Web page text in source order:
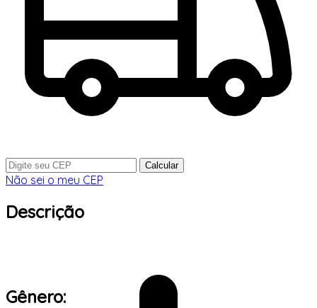
Calcular
Não sei o meu CEP
Descrição
Gênero: